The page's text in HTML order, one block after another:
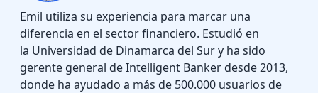
Emil utiliza su experiencia para marcar una
diferencia en el sector financiero. Estudió en
la Universidad de Dinamarca del Sur y ha sido
gerente general de Intelligent Banker desde 2013,
donde ha ayudado a más de 500.000 usuarios de